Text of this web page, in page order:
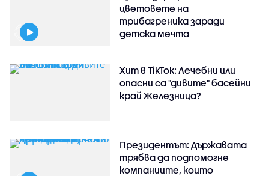
цветовете на
трибагреника заради
детска мечта
Хит в TikTok: Лечебни или
опасни са "дивите" басейни
край Железница?
Президентът: Държавата
трябва да подпомогне
компаниите, които